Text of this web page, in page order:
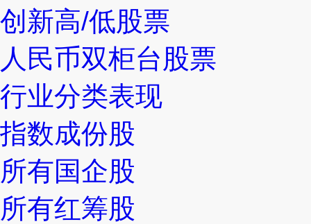
创新高/低股票
人民币双柜台股票
行业分类表现
指数成份股
所有国企股
所有红筹股